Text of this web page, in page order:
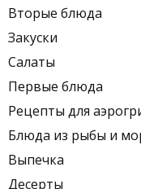
Вторые блюда
Закуски
Салаты
Первые блюда
Рецепты для
Блюда из рыбы и
Выпечка
Десерты